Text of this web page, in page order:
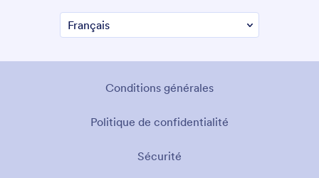
Conditions générales
Politique de confidentialité
Sécurité